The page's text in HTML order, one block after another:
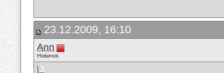
23.12.2009, 16:10
Аnn
Новичок